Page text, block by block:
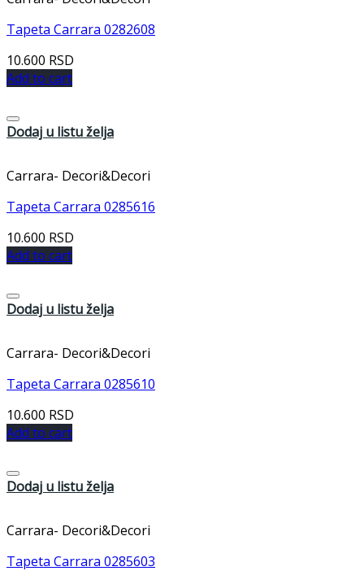
Tapeta Carrara 0282608
10.600 RSD
Add to cart
Dodaj u listu želja
Carrara- Decori&Decori
Tapeta Carrara 0285616
10.600 RSD
Add to cart
Dodaj u listu želja
Carrara- Decori&Decori
Tapeta Carrara 0285610
10.600 RSD
Add to cart
Dodaj u listu želja
Carrara- Decori&Decori
Tapeta Carrara 0285603